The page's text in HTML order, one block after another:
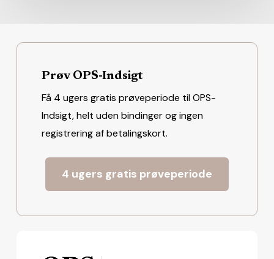
Prøv OPS-Indsigt
Få 4 ugers gratis prøveperiode til OPS-
Indsigt, helt uden bindinger og ingen
registrering af betalingskort.
4 ugers gratis prøveperiode